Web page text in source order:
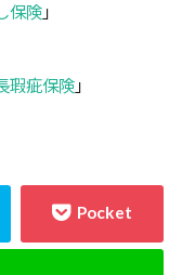
保険」
瑕疵保険」